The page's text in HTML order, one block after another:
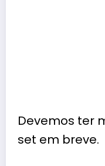
Devemos ter
set em breve.